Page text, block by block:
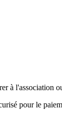
à l'association
pour le